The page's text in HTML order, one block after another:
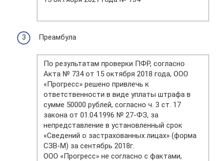
Преамбула
По результатам проверки ПФР, согласно
Акта № 734 от 15 октября 2018 года, ООО
«Прогресс» решено привлечь к
ответственности в виде уплаты штрафа в
сумме 50000 рублей, согласно ч. 3 ст. 17
закона от 01.04.1996 № 27-ФЗ, за
непредставление в установленный срок
«Сведений о застрахованных лицах» (форма
СЗВ-М) за сентябрь 2018г.
ООО «Прогресс» не согласно с фактами,